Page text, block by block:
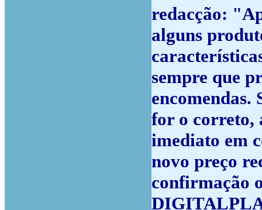
redacção:
alguns
sempre que
encomendas.
for o
imediato em
novo preço
confirmação